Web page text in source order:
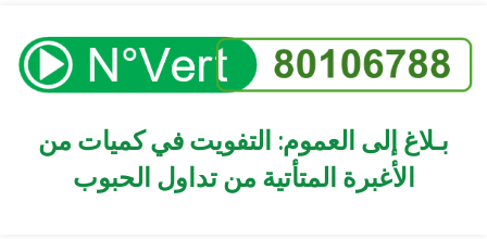
بـلاغ إلى العموم: التفويت في كميات من
الأغبرة المتأتية من تداول الحبوب